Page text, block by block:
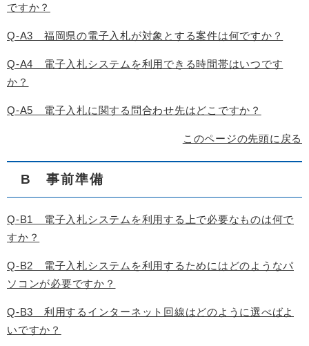
ですか？
Q-A3 福岡県の電子入札が対象とする案件は何ですか？
Q-A4 電子入札システムを利用できる時間帯はいつです
か？
Q-A5 電子入札に関する問合わせ先はどこですか？
このページの先頭に戻る
B 事前準備
Q-B1 電子入札システムを利用する上で必要なものは何で
すか？
Q-B2 電子入札システムを利用するためにはどのようなパ
ソコンが必要ですか？
Q-B3 利用するインターネット回線はどのように選べばよ
いですか？